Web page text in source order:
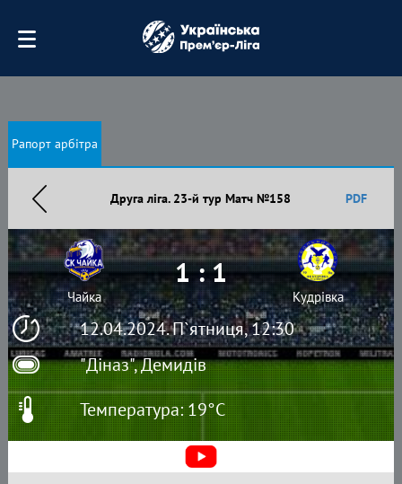
Рапорт арбітра
Друга ліга. 23-й тур Матч №158 PDF
12.04.2024. П`ятниця, 12:30
"Діназ", Демидів
Чайка
1 : 1
Кудрівка
Температура: 19°C